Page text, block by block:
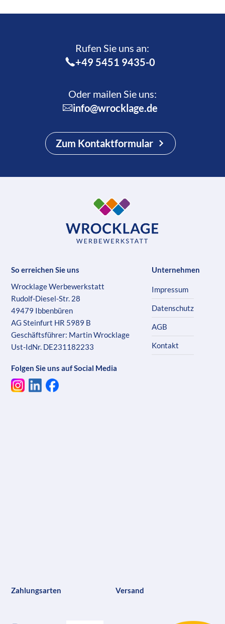
Rufen Sie uns an:­
+49 5451 9435-0
Oder mailen Sie uns:
info@wrocklage.de
Zum Kontaktformular
So erreichen Sie uns
Wrocklage Werbewerkstatt
Rudolf-Diesel-Str. 28
49479 Ibbenbüren
AG Steinfurt HR 5989 B
Geschäftsführer: Martin Wrocklage
Ust-IdNr. DE231182233
Folgen Sie uns auf Social Media
Unternehmen
Impressum
Datenschutz
AGB
Kontakt
Zahlungsarten Versand